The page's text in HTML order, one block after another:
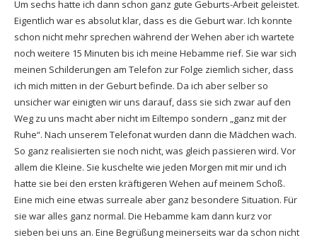
Um sechs hatte ich dann schon ganz gute Geburts-Arbeit geleistet.
Eigentlich war es absolut klar, dass es die Geburt war. Ich konnte
schon nicht mehr sprechen während der Wehen aber ich wartete
noch weitere 15 Minuten bis ich meine Hebamme rief. Sie war sich
meinen Schilderungen am Telefon zur Folge ziemlich sicher, dass
ich mich mitten in der Geburt befinde. Da ich aber selber so
unsicher war einigten wir uns darauf, dass sie sich zwar auf den
Weg zu uns macht aber nicht im Eiltempo sondern „ganz mit der
Ruhe“. Nach unserem Telefonat wurden dann die Mädchen wach.
So ganz realisierten sie noch nicht, was gleich passieren wird. Vor
allem die Kleine. Sie kuschelte wie jeden Morgen mit mir und ich
hatte sie bei den ersten kräftigeren Wehen auf meinem Schoß.
Eine mich eine etwas surreale aber ganz besondere Situation. Für
sie war alles ganz normal. Die Hebamme kam dann kurz vor
sieben bei uns an. Eine Begrüßung meinerseits war da schon nicht